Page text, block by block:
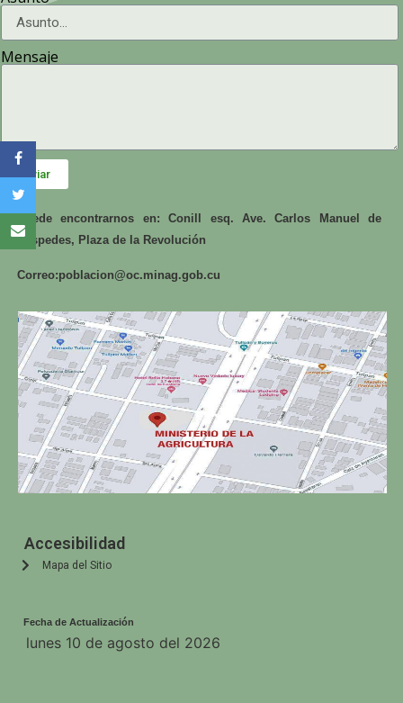
Mensaje
Enviar
Puede encontrarnos en: Conill esq. Ave. Carlos Manuel de
Céspedes, Plaza de la Revolución
Correo:poblacion@oc.minag.gob.cu
Accesibilidad
Mapa del Sitio
Fecha de Actualización
lunes 10 de agosto del 2026